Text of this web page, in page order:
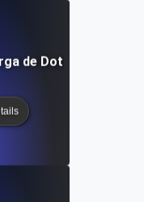
de Dotcom-Monitor